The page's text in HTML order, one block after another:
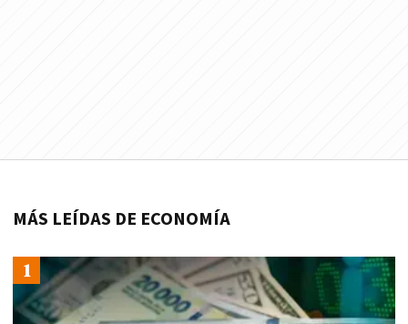
MÁS LEÍDAS DE ECONOMÍA